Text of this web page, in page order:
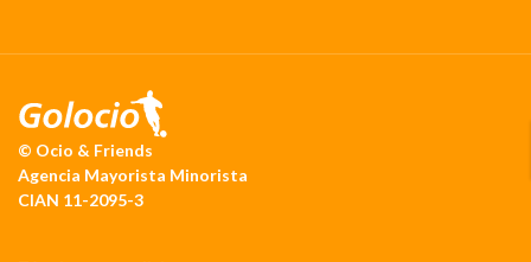
© Ocio & Friends
Agencia Mayorista Minorista
CIAN 11-2095-3